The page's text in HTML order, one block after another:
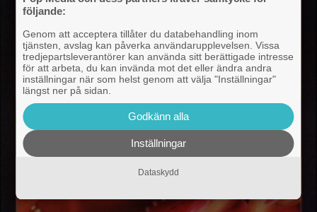
följande:
Genom att acceptera tillåter du databehandling inom
tjänsten, avslag kan påverka användarupplevelsen. Vissa
tredjepartsleverantörer kan använda sitt berättigade intresse
för att arbeta, du kan invända mot det eller ändra andra
inställningar när som helst genom att välja "Inställningar"
längst ner på sidan.
Godkänn alla
Inställningar
Dataskydd